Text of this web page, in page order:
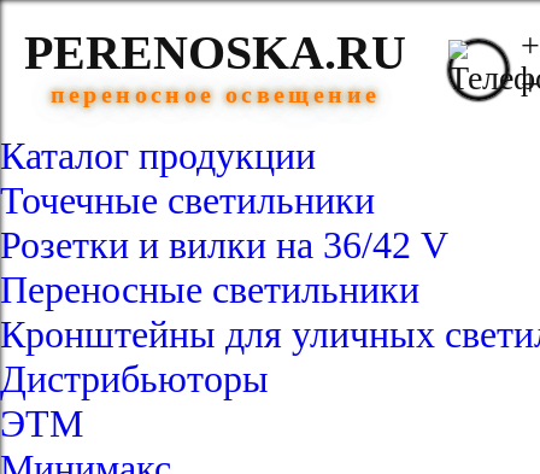
PERENOSKA.RU
переносное освещение
Каталог продукции
Точечные светильники
Розетки и вилки на 36/42 V
Переносные светильники
Кронштейны для уличных
Дистрибьюторы
ЭТМ